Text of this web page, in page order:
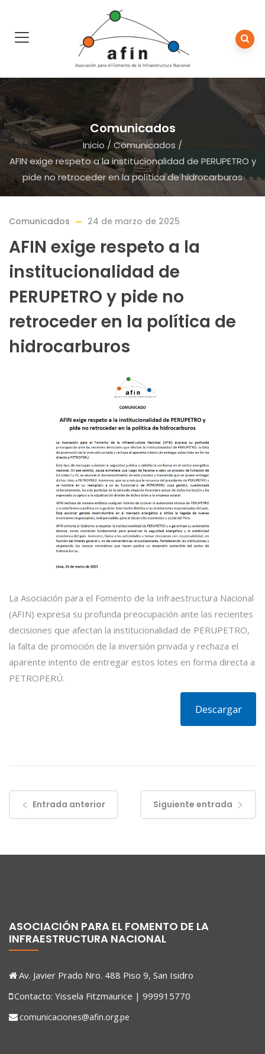
Comunicados
Inicio /Comunicados /
AFIN exige respeto a la institucionalidad de PERUPETRO y
pide no retroceder en la política de hidrocarburos
Comunicados 24 de marzo de 2025
AFIN exige respeto a la
institucionalidad de
PERUPETRO y pide no
retroceder en la política de
hidrocarburos
La Asociación para el Fomento de la Infraestructura Nacional
(AFIN) expresa su profunda preocupación ante las recientes
decisiones que afectan la institucionalidad de PERUPETRO,
la falta de promoción de la inversión privada y rechaza el
aparente intento de entregar estos lotes en forma directa a
PETROPERÚ.
Descargar
Entrada anterior Siguiente entrada
ASOCIACIÓN PARA EL FOMENTO DE LA
INFRAESTRUCTURA NACIONAL
Av. Javier Prado Nro. 488 Piso 9, San Isidro
Contacto: Yissela Fitzmaurice | 999915770
comunicaciones@afin.org.pe